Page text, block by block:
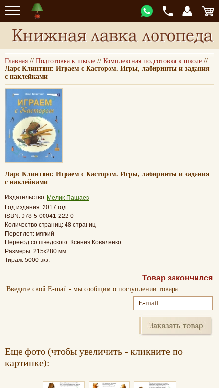
Главная // Подготовка к школе // Комплексная подготовка к школе //
Ларс Клинтинг. Играем с Кастором. Игры, лабиринты и задания
с наклейками
Ларс Клинтинг. Играем с Кастором. Игры, лабиринты и задания
с наклейками
Издательство: Мелик-Пашаев
Год издания: 2017 год
ISBN: 978-5-00041-222-0
Количество страниц: 48 страниц
Переплет: мягкий
Перевод со шведского: Ксения Коваленко
Размеры: 215х280 мм
Тираж: 5000 экз.
Товар закончился
Введите свой E-mail - мы сообщим о поступлении товара:
Еще фото (чтобы увеличить - кликните по
картинке):